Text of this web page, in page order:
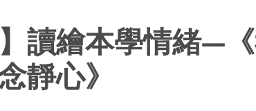
讀繪本學情緒—
靜心》